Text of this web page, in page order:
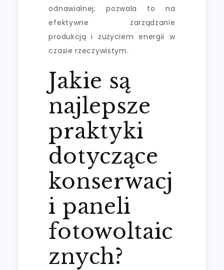
odnawialnej; pozwala to na
efektywne zarządzanie
produkcją i zużyciem energii w
czasie rzeczywistym.
Jakie są
najlepsze
praktyki
dotyczące
konserwacj
i paneli
fotowoltaic
znych?